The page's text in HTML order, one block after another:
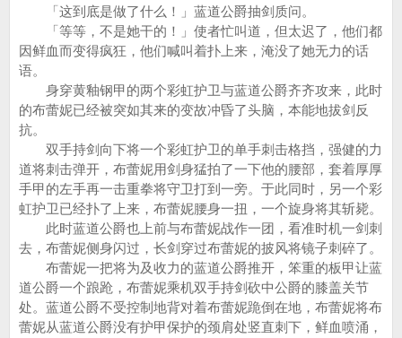
「这到底是做了什么！」蓝道公爵抽剑质问。
「等等，不是她干的！」使者忙叫道，但太迟了，他们都
因鲜血而变得疯狂，他们喊叫着扑上来，淹没了她无力的话
语。
身穿黄釉钢甲的两个彩虹护卫与蓝道公爵齐齐攻来，此时
的布蕾妮已经被突如其来的变故冲昏了头脑，本能地拔剑反
抗。
双手持剑向下将一个彩虹护卫的单手刺击格挡，强健的力
道将刺击弹开，布蕾妮用剑身猛拍了一下他的腰部，套着厚厚
手甲的左手再一击重拳将守卫打到一旁。于此同时，另一个彩
虹护卫已经扑了上来，布蕾妮腰身一扭，一个旋身将其斩毙。
此时蓝道公爵也上前与布蕾妮战作一团，看准时机一剑刺
去，布蕾妮侧身闪过，长剑穿过布蕾妮的披风将镜子刺碎了。
布蕾妮一把将为及收力的蓝道公爵推开，笨重的板甲让蓝
道公爵一个踉跄，布蕾妮乘机双手持剑砍中公爵的膝盖关节
处。蓝道公爵不受控制地背对着布蕾妮跪倒在地，布蕾妮将布
蕾妮从蓝道公爵没有护甲保护的颈肩处竖直刺下，鲜血喷涌，